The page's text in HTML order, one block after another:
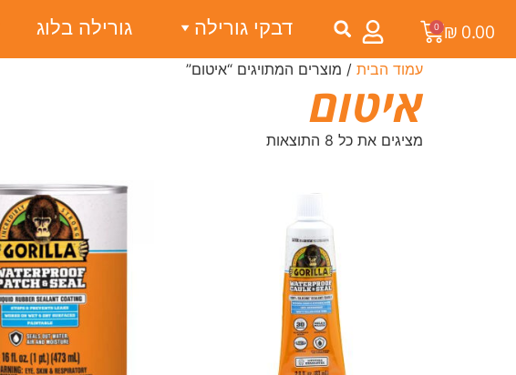
₪ 0.00
0 דבקי גורילה גורילה בלוג
עמוד הבית / מוצרים המתויגים “איטום”
איטום
מציגים את כל ⁦8⁩ התוצאות